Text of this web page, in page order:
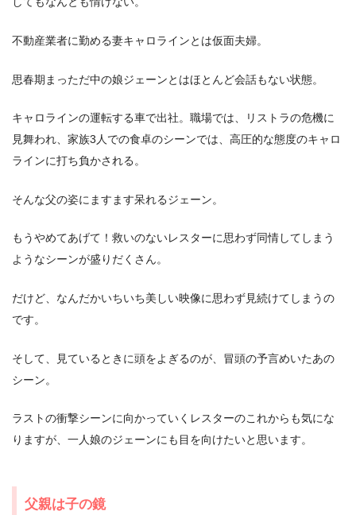
不動産業者に勤める妻キャロラインとは仮面夫婦。
思春期まっただ中の娘ジェーンとはほとんど会話もない状態。
キャロラインの運転する車で出社。職場では、リストラの危機に
見舞われ、家族3人での食卓のシーンでは、高圧的な態度のキャロ
ラインに打ち負かされる。
そんな父の姿にますます呆れるジェーン。
もうやめてあげて！救いのないレスターに思わず同情してしまう
ようなシーンが盛りだくさん。
だけど、なんだかいちいち美しい映像に思わず見続けてしまうの
です。
そして、見ているときに頭をよぎるのが、冒頭の予言めいたあの
シーン。
ラストの衝撃シーンに向かっていくレスターのこれからも気にな
りますが、一人娘のジェーンにも目を向けたいと思います。
父親は子の鏡